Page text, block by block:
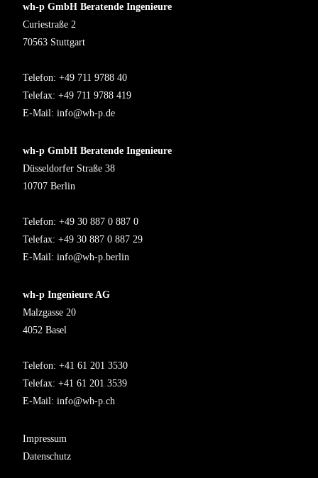
wh-p GmbH Beratende Ingenieure
Curiestraße 2
70563 Stuttgart
Telefon: +49 711 9788 40
Telefax: +49 711 9788 419
E-Mail: info@wh-p.de
wh-p GmbH Beratende Ingenieure
Düsseldorfer Straße 38
10707 Berlin
Telefon: +49 30 887 0 887 0
Telefax: +49 30 887 0 887 29
E-Mail: info@wh-p.berlin
wh-p Ingenieure AG
Malzgasse 20
4052 Basel
Telefon: +41 61 201 3530
Telefax: +41 61 201 3539
E-Mail: info@wh-p.ch
Impressum
Datenschutz